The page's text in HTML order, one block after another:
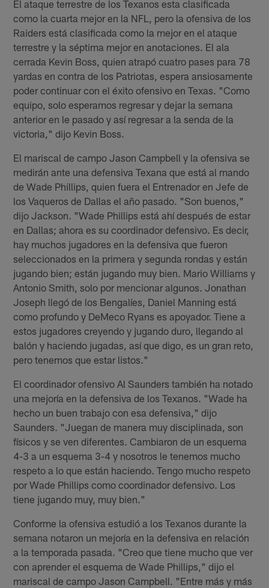
El ataque terrestre de los Texanos esta clasificada
como la cuarta mejor en la NFL, pero la ofensiva de los
Raiders está clasificada como la mejor en el ataque
terrestre y la séptima mejor en anotaciones. El ala
cerrada Kevin Boss, quien atrapó cuatro pases para 78
yardas en contra de los Patriotas, espera ansiosamente
poder continuar con el éxito ofensivo en Texas. "Como
equipo, solo esperamos regresar y dejar la semana
anterior en le pasado y así regresar a la senda de la
victoria," dijo Kevin Boss.
El mariscal de campo Jason Campbell y la ofensiva se
medirán ante una defensiva Texana que está al mando
de Wade Phillips, quien fuera el Entrenador en Jefe de
los Vaqueros de Dallas el año pasado. "Son buenos,"
dijo Jackson. "Wade Phillips está ahí después de estar
en Dallas; ahora es su coordinador defensivo. Es decir,
hay muchos jugadores en la defensiva que fueron
seleccionados en la primera y segunda rondas y están
jugando bien; están jugando muy bien. Mario Williams y
Antonio Smith, solo por mencionar algunos. Jonathan
Joseph llegó de los Bengalíes, Daniel Manning está
como profundo y DeMeco Ryans es apoyador. Tiene a
estos jugadores creyendo y jugando duro, llegando al
balón y haciendo jugadas, así que digo, es un gran reto,
pero tenemos que estar listos."
El coordinador ofensivo Al Saunders también ha notado
una mejoría en la defensiva de los Texanos. "Wade ha
hecho un buen trabajo con esa defensiva," dijo
Saunders. "Juegan de manera muy disciplinada, son
físicos y se ven diferentes. Cambiaron de un esquema
4-3 a un esquema 3-4 y nosotros le tenemos mucho
respeto a lo que están haciendo. Tengo mucho respeto
por Wade Phillips como coordinador defensivo. Los
tiene jugando muy, muy bien."
Conforme la ofensiva estudió a los Texanos durante la
semana notaron un mejoría en la defensiva en relación
a la temporada pasada. "Creo que tiene mucho que ver
con aprender el esquema de Wade Phillips," dijo el
mariscal de campo Jason Campbell. "Entre más y más